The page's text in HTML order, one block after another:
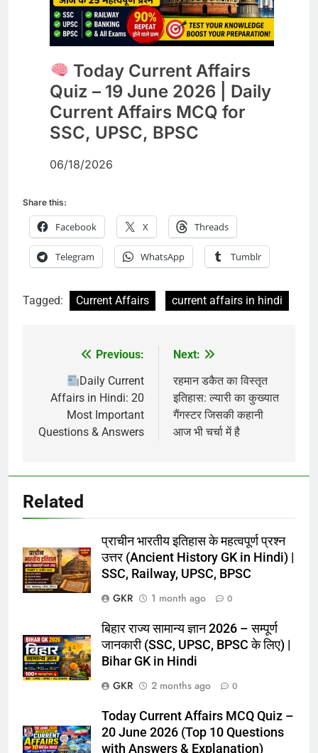
Today Current Affairs
Quiz – 19 June 2026 | Daily
Current Affairs MCQ for
SSC, UPSC, BPSC
06/18/2026
Share this:
Facebook X Threads
Telegram WhatsApp Tumblr
Tagged: Current Affairs current affairs in hindi
navigation
Previous:
Daily Current
Affairs in Hindi: 20
Most Important
Questions & Answers
Next:
रहमान डकैत का विस्तृत
इतिहास: ल्यारी का कुख्यात
गैंगस्टर जिसकी कहानी
आज भी चर्चा में है
Related
प्राचीन भारतीय इतिहास के महत्वपूर्ण प्रश्न
उत्तर (Ancient History GK in Hindi) |
SSC, Railway, UPSC, BPSC
GKR
1 month ago 0
बिहार राज्य सामान्य ज्ञान 2026 – सम्पूर्ण
जानकारी (SSC, UPSC, BPSC के लिए) |
Bihar GK in Hindi
GKR
2 months ago 0
Today Current Affairs MCQ Quiz –
20 June 2026 (Top 10 Questions
with Answers & Explanation)